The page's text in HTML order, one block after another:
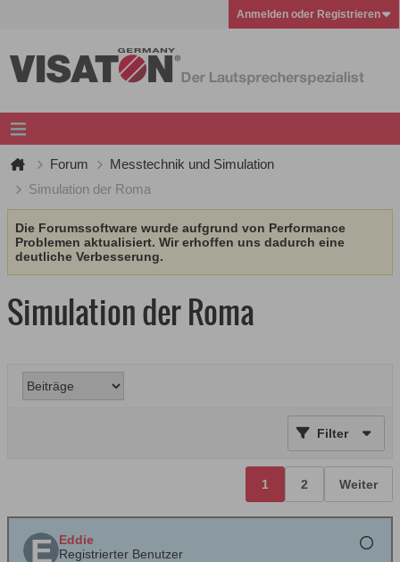
Anmelden oder Registrieren
Forum
Messtechnik und Simulation
Simulation der Roma
Die Forumssoftware wurde aufgrund von Performance
Problemen aktualisiert. Wir erhoffen uns dadurch eine
deutliche Verbesserung.
Simulation der Roma
Filter
1 2 Weiter
Eddie
Registrierter Benutzer